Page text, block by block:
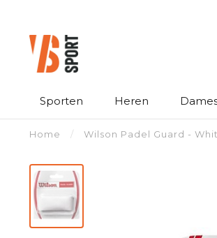
Sporten Heren
Home / Wilson Padel Guard -